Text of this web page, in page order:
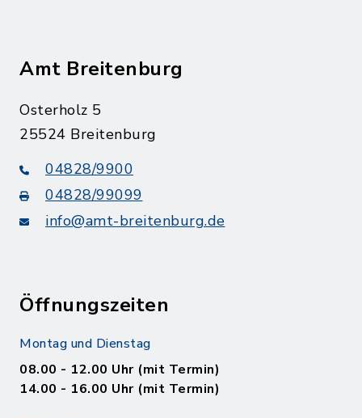
Amt Breitenburg
Osterholz 5
25524 Breitenburg
04828/9900
04828/99099
info@amt-breitenburg.de
Öffnungszeiten
Montag und Dienstag
08.00 - 12.00 Uhr (mit Termin)
14.00 - 16.00 Uhr (mit Termin)